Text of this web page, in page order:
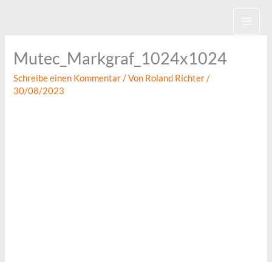
Mutec_Markgraf_1024x1024
Schreibe einen Kommentar / Von Roland Richter/
30/08/2023